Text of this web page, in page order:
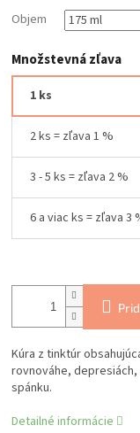
Objem
Množstevná zľava
1 ks
2 ks = zľava 1 %
3 - 5 ks = zľava 2 %
6 a viac ks = zľava 3
Kúra z tinktúr
rovnováhe,
spánku.
Detailné informácie